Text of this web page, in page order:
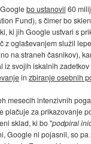
bo ustanovil 60
Fund), s čimer bo
ki jih Google ustvari s
z oglaševanjem služil
na straneh časnikov),
iz svojih iskalnih
in zbiranje osebnih
mesecih intenzivnih
plačuje za prikazovanje
sklad, ki bo "podpiral
Google ni pojasnil, so